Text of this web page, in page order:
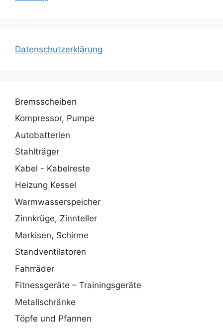
Datenschutzerklärung
Bremsscheiben
Kompressor, Pumpe
Autobatterien
Stahlträger
Kabel - Kabelreste
Heizung Kessel
Warmwasserspeicher
Zinnkrüge, Zinnteller
Markisen, Schirme
Standventilatoren
Fahrräder
Fitnessgeräte – Trainingsgeräte
Metallschränke
Töpfe und Pfannen